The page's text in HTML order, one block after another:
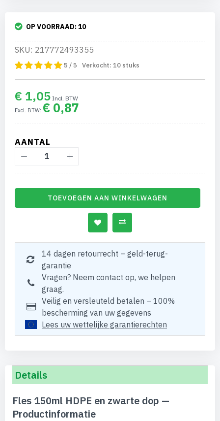
OP VOORRAAD:10
SKU: 217772493355
5 / 5 Verkocht: 10 stuks
€ 1,05
€ 0,87
AANTAL
TOEVOEGEN AAN WINKELWAGEN
14 dagen retourrecht – geld-terug-
garantie
Vragen? Neem contact op, we helpen
graag.
Veilig en versleuteld betalen – 100%
bescherming van uw gegevens
Lees uw wettelijke garantierechten
Details
Fles 150ml HDPE en zwarte dop —
Productinformatie